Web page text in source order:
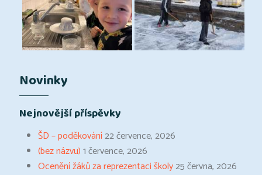
Novinky
Nejnovější příspěvky
ŠD – poděkování22 července, 2026
(bez názvu)1 července, 2026
Ocenění žáků za reprezentaci školy25 června, 2026